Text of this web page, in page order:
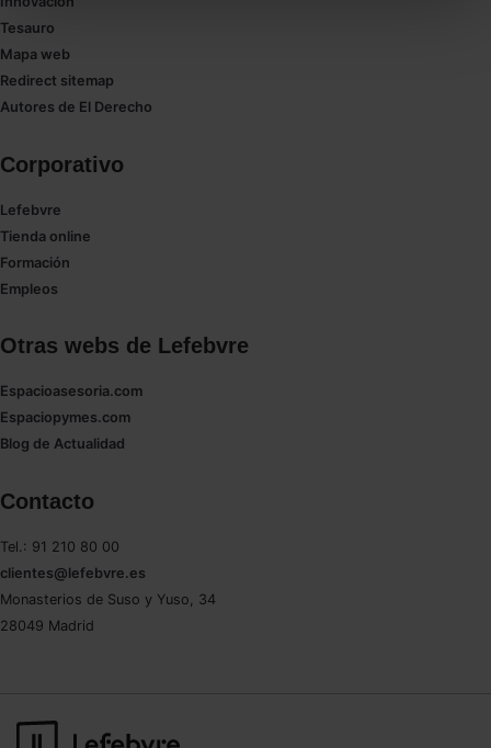
seleccionar solo aquellas que quieras permitir en tu
Saber más acerca de las cookies
Tesauro
Mapa web
Redirect sitemap
Autores de El Derecho
Corporativo
Lefebvre
Tienda online
Formación
Empleos
Otras webs de Lefebvre
Espacioasesoria.com
Espaciopymes.com
Blog de Actualidad
Contacto
Tel.: 91 210 80 00
clientes@lefebvre.es
Monasterios de Suso y Yuso, 34
28049 Madrid